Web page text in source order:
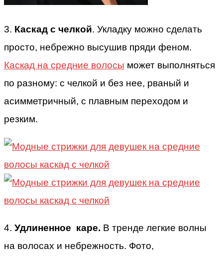
3. Каскад с челкой. Укладку можно сделать
просто, небрежно высушив пряди феном.
Каскад на средние волосы может выполняться
по разному: с челкой и без нее, рваный и
асимметричный, с плавным переходом и
резким.
4. Удлиненное каре. В тренде легкие волны
на волосах и небрежность. Фото,